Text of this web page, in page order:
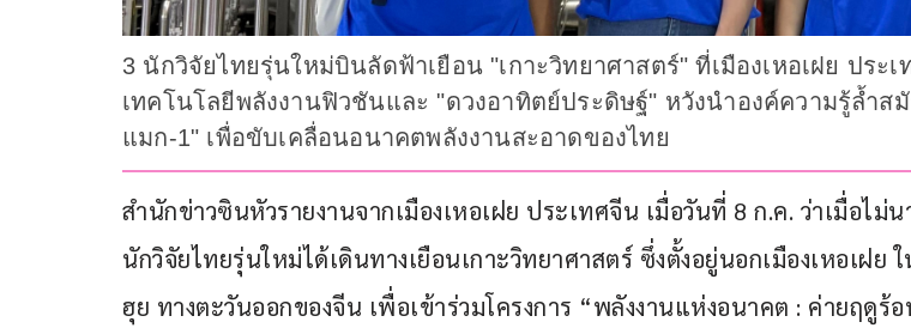
3 นักวิจัยไทยรุ่นใหม่บินลัดฟ้าเยือน "เกาะวิทยาศาสตร์" ที่เมืองเหอเฝย ปร
เทคโนโลยีพลังงานฟิวชันและ "ดวงอาทิตย์ประดิษฐ์" หวังนำองค์ความรู้ล้ำ
แมก-1" เพื่อขับเคลื่อนอนาคตพลังงานสะอาดของไทย
สำนักข่าวซินหัวรายงานจากเมืองเหอเฝย ประเทศจีน เมื่อวันที่ 8 ก.ค. ว่าเมื่อไม่
นักวิจัยไทยรุ่นใหม่ได้เดินทางเยือนเกาะวิทยาศาสตร์ ซึ่งตั้งอยู่นอกเมืองเหอเฝย
ฮุย ทางตะวันออกของจีน เพื่อเข้าร่วมโครงการ “พลังงานแห่งอนาคต : ค่ายฤดูร้